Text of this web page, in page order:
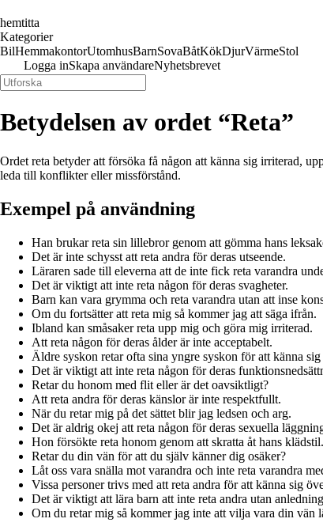
hemtitta
Kategorier
BilHemmakontorUtomhusBarnSovaBåtKökDjurVärmeStol
Logga inSkapa användareNyhetsbrevet
Betydelsen av ordet “Reta”
Ordet reta betyder att försöka få någon att känna sig irriterad,
leda till konflikter eller missförstånd.
Exempel på användning
Han brukar reta sin lillebror genom att gömma hans
Det är inte schysst att reta andra för deras utseende.
Läraren sade till eleverna att de inte fick reta varandra
Det är viktigt att inte reta någon för deras svagheter.
Barn kan vara grymma och reta varandra utan att inse
Om du fortsätter att reta mig så kommer jag att säga ifrån.
Ibland kan småsaker reta upp mig och göra mig irriterad.
Att reta någon för deras ålder är inte acceptabelt.
Äldre syskon retar ofta sina yngre syskon för att känna sig
Det är viktigt att inte reta någon för deras
Retar du honom med flit eller är det oavsiktligt?
Att reta andra för deras känslor är inte respektfullt.
När du retar mig på det sättet blir jag ledsen och arg.
Det är aldrig okej att reta någon för deras sexuella
Hon försökte reta honom genom att skratta åt hans klädstil.
Retar du din vän för att du själv känner dig osäker?
Låt oss vara snälla mot varandra och inte reta varandra
Vissa personer trivs med att reta andra för att känna sig
Det är viktigt att lära barn att inte reta andra utan
Om du retar mig så kommer jag inte att vilja vara din vän